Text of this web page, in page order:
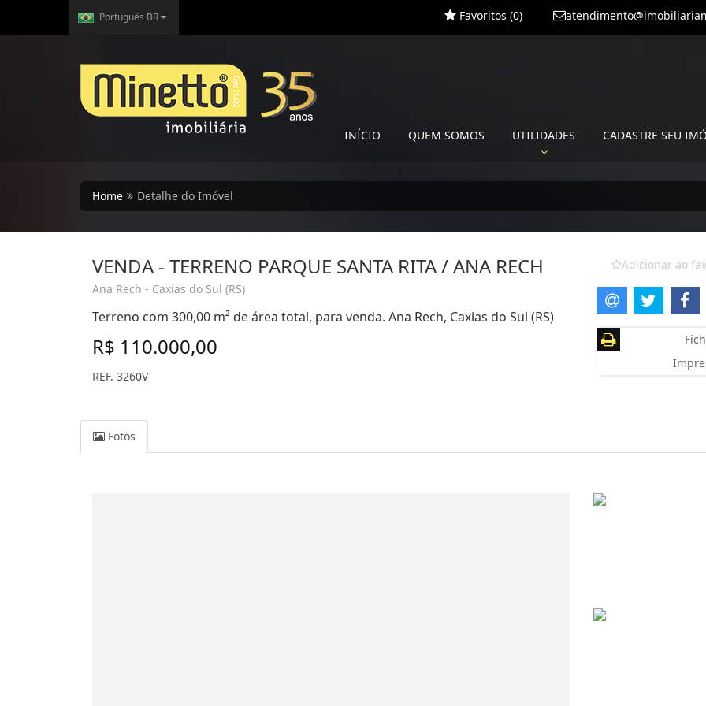
Português BR Favoritos (0)
INÍCIO QUEM SOMOS UTILIDADES CADASTRE SEU
Home Detalhe do Imóvel
VENDA - TERRENO PARQUE SANTA RITA / ANA RECH
Ana Rech - Caxias do Sul (RS)
Terreno com 300,00 m² de área total, para venda. Ana Rech, Caxias do Sul (RS)
R$ 110.000,00
REF. 3260V
Adicionar ao
Fotos